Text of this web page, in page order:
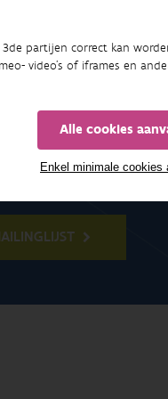
partijen correct kan
video's of iframes en
Alle cookies
Enkel minimale cookies
studies, rapporten en